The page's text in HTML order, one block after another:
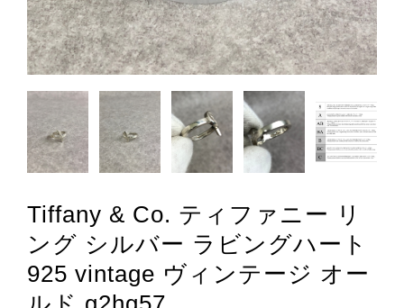
Tiffany & Co. ティファニー リ
ング シルバー ラビングハート
925 vintage ヴィンテージ オー